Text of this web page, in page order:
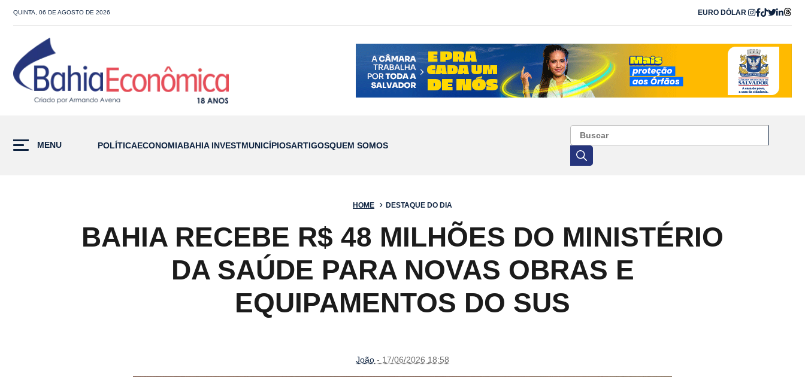
QUINTA, 06 DE AGOSTO DE 2026 EURO DÓLAR
MENU POLÍTICAECONOMIABAHIA INVESTMUNICÍPIOSARTIGOSQUEM SOMOS
HOME DESTAQUE DO DIA
BAHIA RECEBE R$ 48 MILHÕES DO MINISTÉRIO
DA SAÚDE PARA NOVAS OBRAS E
EQUIPAMENTOS DO SUS
João - 17/06/2026 18:58